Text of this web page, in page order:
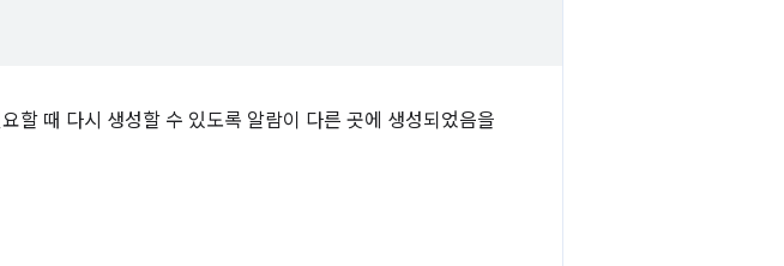
할 때 다시 생성할 수 있도록 알람이 다른 곳에 생성되었음을